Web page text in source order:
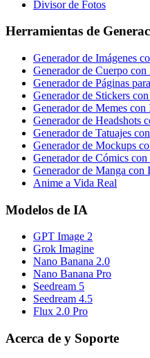
Divisor de Fotos
Herramientas de
Generador de Imágenes
Generador de Cuerpo con
Generador de Páginas
Generador de Stickers
Generador de Memes con
Generador de Headshots
Generador de Tatuajes
Generador de Mockups
Generador de Cómics
Generador de Manga con
Anime a Vida Real
Modelos de IA
GPT Image 2
Grok Imagine
Nano Banana 2.0
Nano Banana Pro
Seedream 5
Seedream 4.5
Flux 2.0 Pro
Acerca de y Soporte